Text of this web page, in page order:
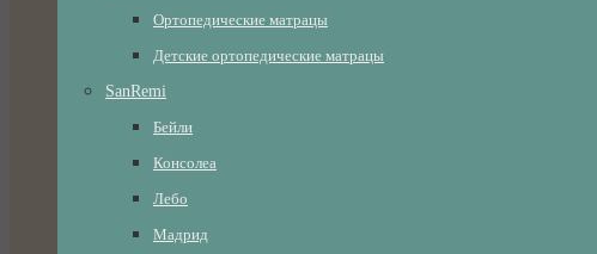
Ортопедические матрацы
Детские ортопедические матрацы
SanRemi
Бейли
Консолеа
Лебо
Мадрид